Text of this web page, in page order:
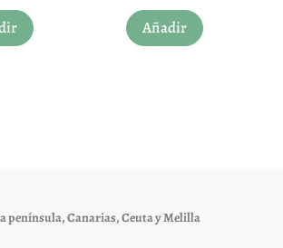
producto
elegir
Añadir
producto
península, Canarias, Ceuta y Melilla